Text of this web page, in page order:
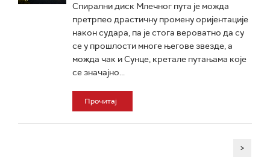
Спирални диск Млечног пута је можда
претрпео драстичну промену оријентације
након судара, па је стога вероватно да су
се у прошлости многе његове звезде, а
можда чак и Сунце, кретале путањама које
се значајно...
Прочитај
>